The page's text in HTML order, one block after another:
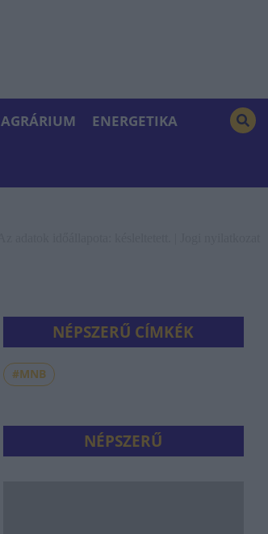
AGRÁRIUM ENERGETIKA
NÉPSZERŰ CÍMKÉK
#MNB
NÉPSZERŰ